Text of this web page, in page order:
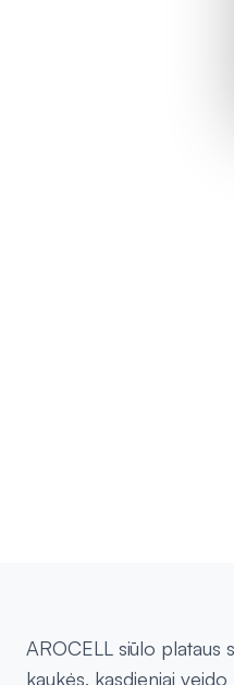
AROCELL siūlo
kaukės, kasdieniai